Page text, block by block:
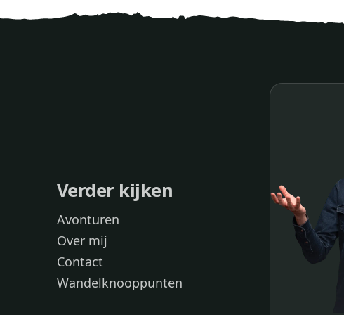
Verder kijken
Avonturen
Over mij
Contact
Wandelknooppunten